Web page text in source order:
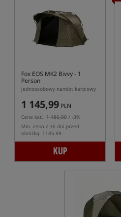
Fox EOS MK2 Bivvy - 1
Person
Jednoosobowy namiot karpiowy
1 145,99 PLN
Cena kat.: 1 186,00 / -3%
Min. cena z 30 dni przed
obniżką: 1145.99
KUP